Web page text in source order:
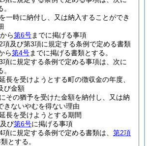
一時に納付し、又は納入することができ
から第6号までに掲げる事項
項及び第3項に規定する条例で定める書類
ら第4号までに掲げる書類とする。
項に規定する条例で定める事項は、次に
長を受けようとする町の徴収金の年度、
び金額
その猶予を受けた金額を納付し、又は納
きないやむを得ない理由
長を受けようとする期間
及び第6号に掲げる事項
に規定する条例で定める書類は、 第2項
とする。